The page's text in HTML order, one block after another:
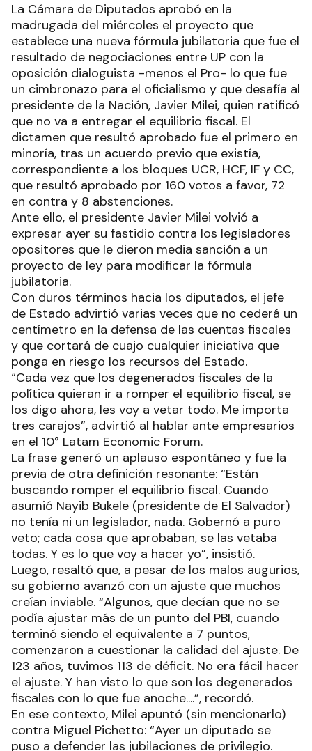
La Cámara de Diputados aprobó en la
madrugada del miércoles el proyecto que
establece una nueva fórmula jubilatoria que fue el
resultado de negociaciones entre UP con la
oposición dialoguista -menos el Pro- lo que fue
un cimbronazo para el oficialismo y que desafía al
presidente de la Nación, Javier Milei, quien ratificó
que no va a entregar el equilibrio fiscal. El
dictamen que resultó aprobado fue el primero en
minoría, tras un acuerdo previo que existía,
correspondiente a los bloques UCR, HCF, IF y CC,
que resultó aprobado por 160 votos a favor, 72
en contra y 8 abstenciones.
Ante ello, el presidente Javier Milei volvió a
expresar ayer su fastidio contra los legisladores
opositores que le dieron media sanción a un
proyecto de ley para modificar la fórmula
jubilatoria.
Con duros términos hacia los diputados, el jefe
de Estado advirtió varias veces que no cederá un
centímetro en la defensa de las cuentas fiscales
y que cortará de cuajo cualquier iniciativa que
ponga en riesgo los recursos del Estado.
“Cada vez que los degenerados fiscales de la
política quieran ir a romper el equilibrio fiscal, se
los digo ahora, les voy a vetar todo. Me importa
tres carajos”, advirtió al hablar ante empresarios
en el 10° Latam Economic Forum.
La frase generó un aplauso espontáneo y fue la
previa de otra definición resonante: “Están
buscando romper el equilibrio fiscal. Cuando
asumió Nayib Bukele (presidente de El Salvador)
no tenía ni un legislador, nada. Gobernó a puro
veto; cada cosa que aprobaban, se las vetaba
todas. Y es lo que voy a hacer yo”, insistió.
Luego, resaltó que, a pesar de los malos augurios,
su gobierno avanzó con un ajuste que muchos
creían inviable. “Algunos, que decían que no se
podía ajustar más de un punto del PBI, cuando
terminó siendo el equivalente a 7 puntos,
comenzaron a cuestionar la calidad del ajuste. De
123 años, tuvimos 113 de déficit. No era fácil hacer
el ajuste. Y han visto lo que son los degenerados
fiscales con lo que fue anoche....”, recordó.
En ese contexto, Milei apuntó (sin mencionarlo)
contra Miguel Pichetto: “Ayer un diputado se
puso a defender las jubilaciones de privilegio.